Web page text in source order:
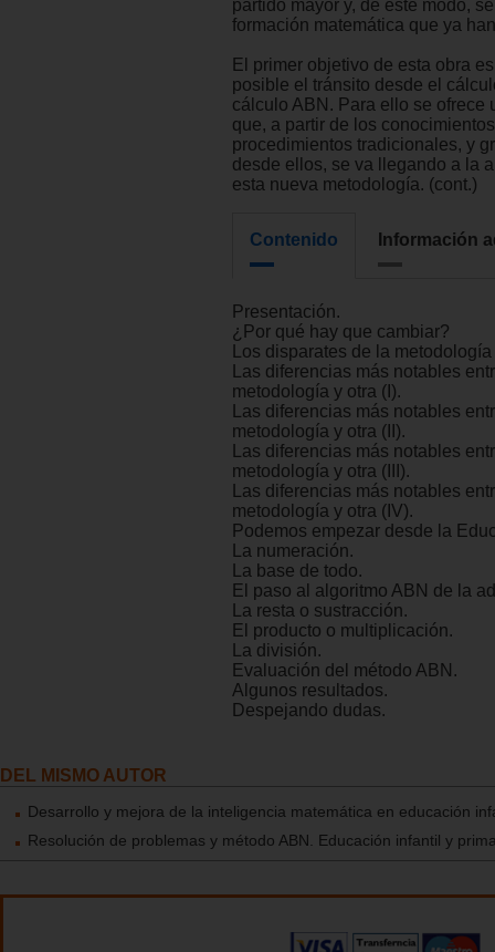
partido mayor y, de este modo,
formación matemática que ya
El primer objetivo de esta obra
posible el tránsito desde el
cálculo ABN. Para ello se ofrece
que, a partir de los
procedimientos tradicionales, y
desde ellos, se va llegando a la
esta nueva metodología. (cont.)
Contenido Información
Presentación.
¿Por qué hay que cambiar?
Los disparates de la
Las diferencias más notables
metodología y otra (I).
Las diferencias más notables
metodología y otra (II).
Las diferencias más notables
metodología y otra (III).
Las diferencias más notables
metodología y otra (IV).
Podemos empezar desde la
La numeración.
La base de todo.
El paso al algoritmo ABN de la
La resta o sustracción.
El producto o multiplicación.
La división.
Evaluación del método ABN.
Algunos resultados.
Despejando dudas.
DEL MISMO AUTOR
Desarrollo y mejora de la inteligencia matemática en educación
Resolución de problemas y método ABN. Educación infantil y